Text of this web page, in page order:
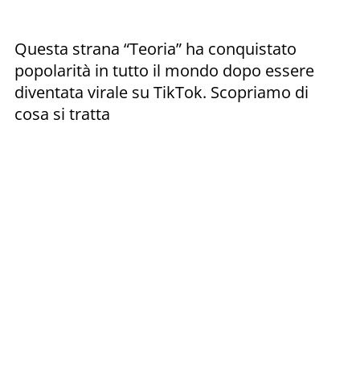
Questa strana “Teoria” ha conquistato
popolarità in tutto il mondo dopo essere
diventata virale su TikTok. Scopriamo di
cosa si tratta